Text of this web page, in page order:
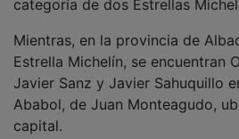
Estrella Michelín, se encuentran
Javier Sanz y Javier Sahuquillo
Ababol, de Juan Monteagudo,
capital.